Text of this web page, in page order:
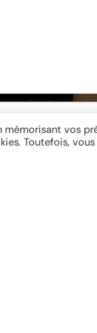
mémorisant vos
Toutefois,